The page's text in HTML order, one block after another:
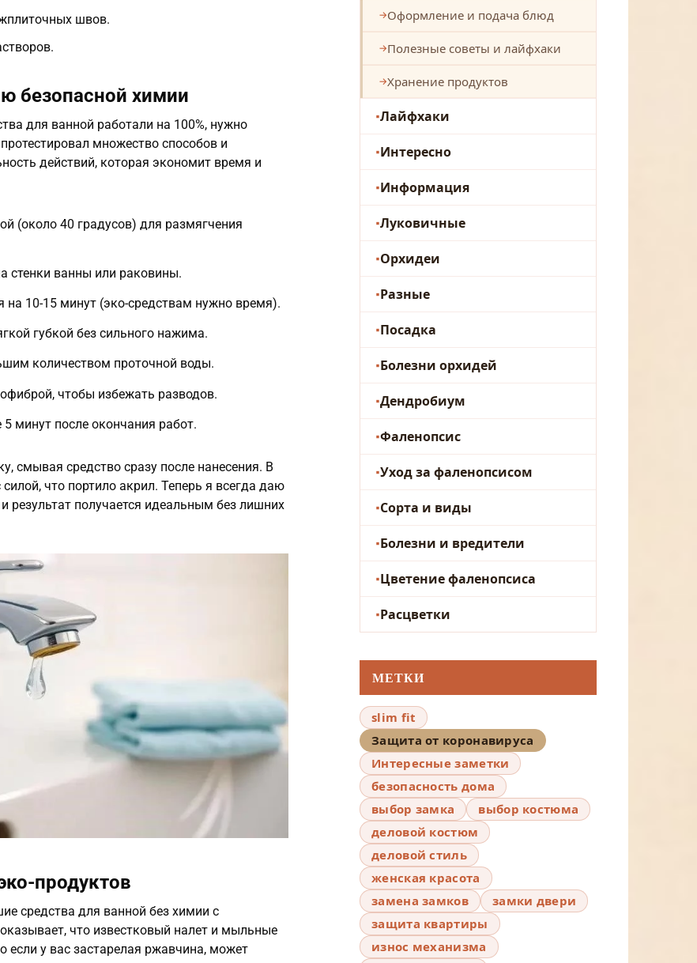
швов.
безопасной химии
для ванной работали на 100%, нужно
множество способов и
действий, которая экономит время и
(около 40 градусов) для размягчения
стенки ванны или раковины.
на 10-15 минут (эко-средствам нужно время).
губкой без сильного нажима.
количеством проточной воды.
чтобы избежать разводов.
минут после окончания работ.
смывая средство сразу после нанесения. В
силой, что портило акрил. Теперь я всегда даю
результат получается идеальным без лишних
продуктов
средства для ванной без химии с
что известковый налет и мыльные
у вас застарелая ржавчина, может
Оформление и подача блюд
Полезные советы и лайфхаки
Хранение продуктов
Лайфхаки
Интересно
Информация
Луковичные
Орхидеи
Разные
Посадка
Болезни орхидей
Дендробиум
Фаленопсис
Уход за фаленопсисом
Сорта и виды
Болезни и вредители
Цветение фаленопсиса
Расцветки
МЕТКИ
slim fit
Защита от коронавируса
Интересные заметки
безопасность дома
выбор замка
выбор костюма
деловой костюм
деловой стиль
женская красота
замена замков
замки двери
защита квартиры
износ механизма